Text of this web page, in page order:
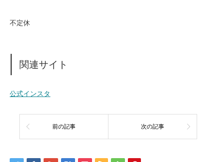
不定休
関連サイト
公式インスタ
前の記事 次の記事